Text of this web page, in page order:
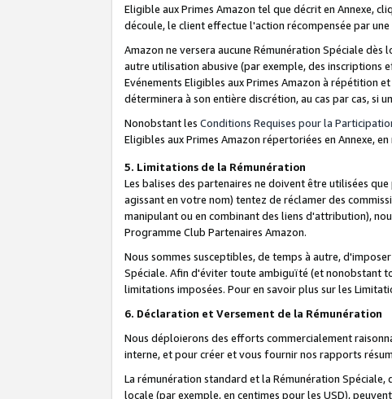
Eligible aux Primes Amazon tel que décrit en Annexe,
découle, le client effectue l'action récompensée par une
Amazon ne versera aucune Rémunération Spéciale
autre utilisation abusive (par exemple, des inscriptions
Evénements Eligibles aux Primes Amazon à répétition
déterminera à son entière discrétion, au cas par cas, si
Nonobstant les Conditions Requises pour la
Eligibles aux Primes Amazon répertoriées en Annexe,
5. Limitations de la Rémunération
Les balises des partenaires ne doivent être utilisées
agissant en votre nom) tentez de réclamer des
manipulant ou en combinant des liens d'attribution),
Programme Club Partenaires Amazon.
Nous sommes susceptibles, de temps à autre,
Spéciale. Afin d'éviter toute ambiguïté (et nonobstant
limitations imposées. Pour en savoir plus sur les
6. Déclaration et Versement de la Rémunération
Nous déploierons des efforts commercialement
interne, et pour créer et vous fournir nos rapports
La rémunération standard et la Rémunération
locale (par exemple, en centimes pour les USD),